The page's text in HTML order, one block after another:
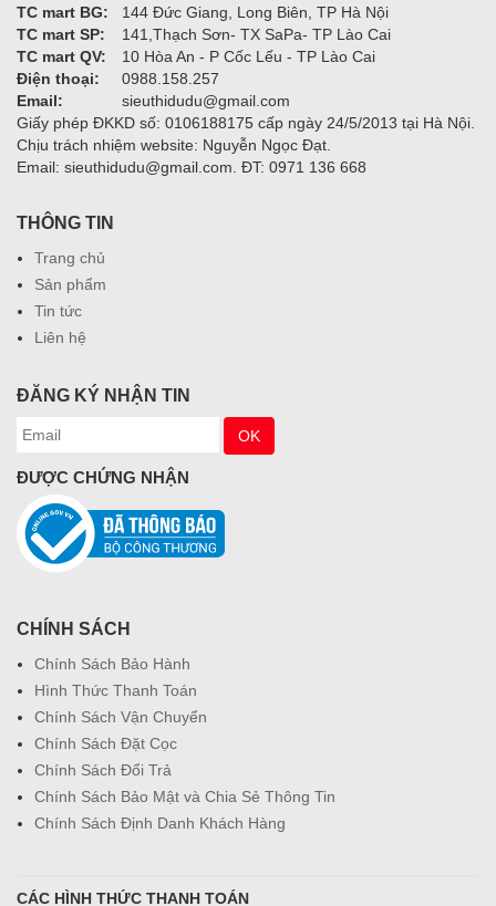
TC mart BG:
144 Đức Giang, Long Biên, TP Hà Nội
TC mart SP:
141,Thạch Sơn- TX SaPa- TP Lào Cai
TC mart QV:
10 Hòa An - P Cốc Lếu - TP Lào Cai
Điện thoại:
0988.158.257
Email:
sieuthidudu@gmail.com
Giấy phép ĐKKD số: 0106188175 cấp ngày 24/5/2013 tại Hà Nội.
Chịu trách nhiệm website: Nguyễn Ngọc Đạt.
Email: sieuthidudu@gmail.com. ĐT: 0971 136 668
THÔNG TIN
Trang chủ
Sản phẩm
Tin tức
Liên hệ
ĐĂNG KÝ NHẬN TIN
ĐƯỢC CHỨNG NHẬN
CHÍNH SÁCH
Chính Sách Bảo Hành
Hình Thức Thanh Toán
Chính Sách Vận Chuyển
Chính Sách Đặt Cọc
Chính Sách Đổi Trả
Chính Sách Bảo Mật và Chia Sẻ Thông Tin
Chính Sách Định Danh Khách Hàng
CÁC HÌNH THỨC THANH TOÁN